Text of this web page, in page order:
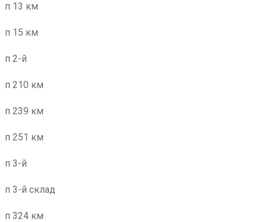
п 13 км
п 15 км
п 2-й
п 210 км
п 239 км
п 251 км
п 3-й
п 3-й склад
п 324 км